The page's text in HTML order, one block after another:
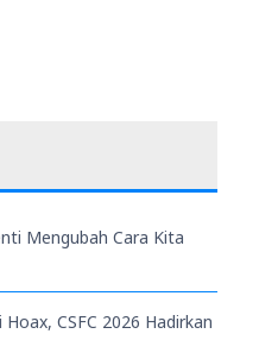
Mengubah Cara Kita
CSFC 2026 Hadirkan